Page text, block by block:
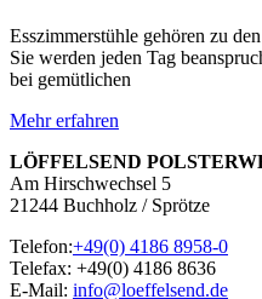
Esszimmerstühle gehören zu
Sie werden jeden Tag
bei gemütlichen
Mehr erfahren
LÖFFELSEND
Am Hirschwechsel 5
21244 Buchholz / Sprötze
Telefon:+49(0) 4186 8958-0
Telefax: +49(0) 4186 8636
E-Mail: info@loeffelsend.de